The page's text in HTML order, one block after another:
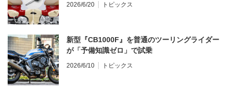
2026/6/20 トピックス
新型『CB1000F』を普通のツーリングライダー
が「予備知識ゼロ」で試乗
2026/6/10 トピックス